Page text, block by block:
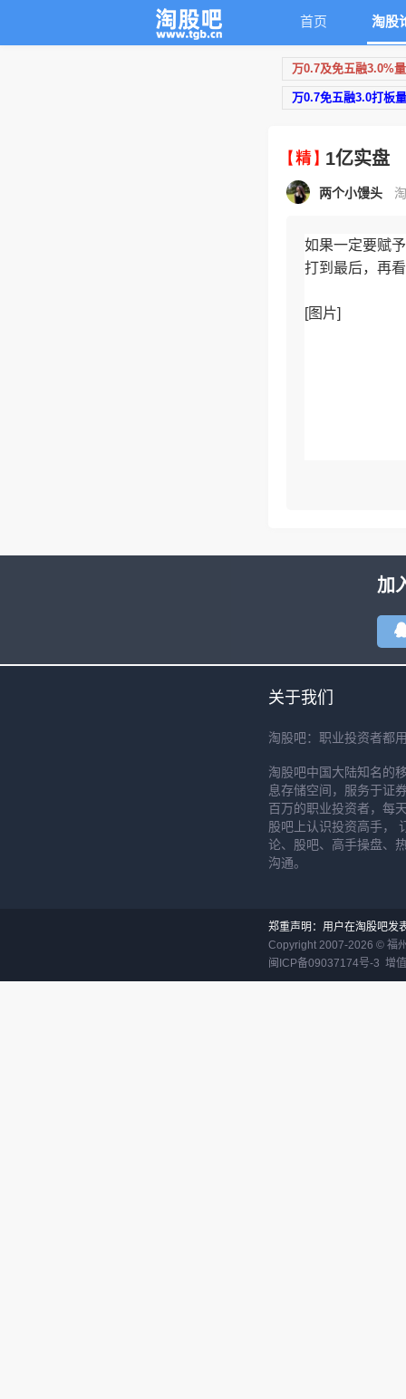
首页 淘股
万0.7及免五融3.0%
万0.7免五融3.0打板
1亿实盘
两个小馒头
如果一定要赋
打到最后，再
[图片]
加
关于我们
淘股吧：职业投资者都
淘股吧中国大陆知名的
息存储空间，服务于证
百万的职业投资者，每
股吧上认识投资高手，
论、股吧、高手操盘、
沟通。
郑重声明：用户在淘股吧发
Copyright 2007-2026 © 福
闽ICP备09037174号-3 增